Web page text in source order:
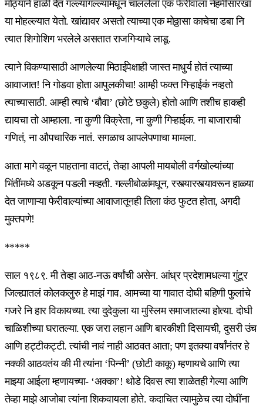
मोठ्याने हाळी देत गल्ल्यागल्ल्यांमधून चाललेला एक फेरीवाला नेहमीसारखा
या मोहल्ल्यात येतो. खांद्यावर असतो त्याच्या एक मोठ्ठासा काचेचा डबा नि
त्यात शिगोशिग भरलेले असतात राजगिऱ्याचे लाडू.
त्याने विकण्यासाठी आणलेल्या मिठाईपेक्षाही जास्त माधुर्य होतं त्याच्या
आवाजात! नि गोडवा होता आपुलकीचा! आम्ही फक्त गिऱ्हाईकं नव्हतो
त्याच्यासाठी. आम्ही त्याचे ‘बौवा’ (छोटे छकुले) होतो आणि तशीच हाकही
द्यायचा तो आम्हाला. ना कुणी विक्रेता, ना कुणी गिऱ्हाईक. ना बाजाराची
गणितं, ना औपचारिक नातं. सगळाच आपलेपणाचा मामला.
आता मागे वळून पाहताना वाटतं, तेव्हा आपली मायबोली वर्गखोल्यांच्या
भिंतींमध्ये अडकून पडली नव्हती. गल्लीबोळांमधून, रस्त्यारस्त्यावरून हाळ्या
देत जाणाऱ्या फेरीवाल्यांच्या आवाजातूनही तिला कंठ फुटत होता, अगदी
मुक्तपणे!
*****
साल १९८९. मी तेव्हा आठ-नऊ वर्षांची असेन. आंध्र प्रदेशामधल्या गुंटूर
जिल्ह्यातलं कोलकलुरु हे माझं गाव. आमच्या या गावात दोघी बहिणी फुलांचे
गजरे नि हार विकायच्या. त्या दुदेकुला या मुस्लिम समाजातल्या होत्या. दोघी
चाळिशीच्या घरातल्या. एक जरा लहान आणि बारकीशी दिसायची, दुसरी उंच
आणि हट्टीकट्टी. त्यांची नावं नाही आठवत आता; पण इतक्या वर्षांनंतर हे
नक्की आठवतंय की मी त्यांना ‘पिन्नी’ (छोटी काकू) म्हणायचे आणि त्या
माझ्या आईला म्हणायच्या- ‘अक्का’! थोडे दिवस त्या शाळेतही गेल्या आणि
तेव्हा माझे आजोबा त्यांना शिकवायला होते. कदाचित त्यामुळेच त्या दोघींना